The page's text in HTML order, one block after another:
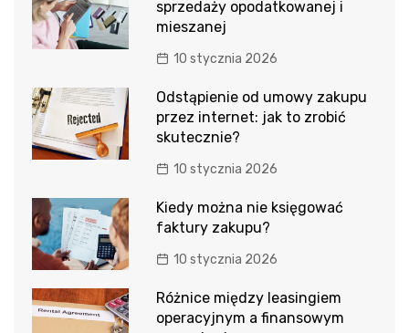
sprzedaży opodatkowanej i
mieszanej
10 stycznia 2026
Odstąpienie od umowy zakupu
przez internet: jak to zrobić
skutecznie?
10 stycznia 2026
Kiedy można nie księgować
faktury zakupu?
10 stycznia 2026
Różnice między leasingiem
operacyjnym a finansowym